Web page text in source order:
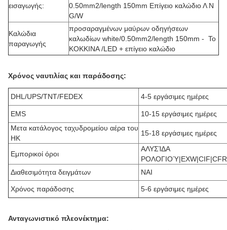
εισαγωγής:
0.50mm2/length 150mm Επίγειο καλώδιο Λ Ν
G/W
Καλώδια
παραγωγής
προσαραγμένων μαύρων οδηγήσεων
καλωδίων white/0.50mm2/length 150mm - Το
ΚΟΚΚΙΝΑ /LED + επίγειο καλώδιο
Χρόνος ναυτιλίας και παράδοσης:
DHL/UPS/TNT/FEDEX 4-5 εργάσιμες ημέρες
EMS
10-15 εργάσιμες ημέρες
Μετα κατάλογος ταχυδρομείου αέρα του
HK
15-18 εργάσιμες ημέρες
Εμπορικοί όροι
ΑΛΥΣΊΔΑ
ΡΟΛΟΓΙΟΎ|EXW|CIF|CFR
Διαθεσιμότητα δειγμάτων
ΝΑΙ
Χρόνος παράδοσης 5-6 εργάσιμες ημέρες
Ανταγωνιστικό πλεονέκτημα: